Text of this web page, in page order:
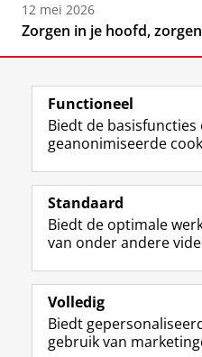
12 mei 2026
Zorgen in je hoofd,
Volg de RUG
Studiekiezers
Alumni
Over ons
Functioneel
Biedt de
geanonimiseerde
Standaard
Biedt de optimale
van onder andere
Volledig
Biedt
gebruik van